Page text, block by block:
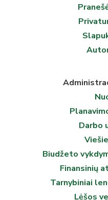
Darbo
Biudžeto
Finansinių
Tarnybiniai
Lėšos